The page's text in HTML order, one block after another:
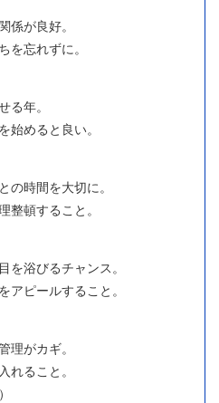
係が良好。
を忘れずに。
る年。
始めると良い。
の時間を大切に。
整頓すること。
を浴びるチャンス。
アピールすること。
理がカギ。
れること。